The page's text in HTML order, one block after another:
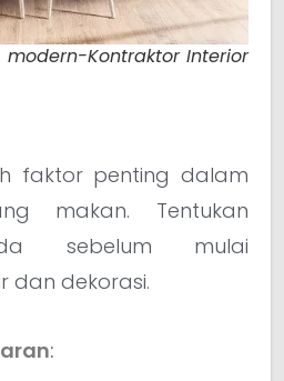
Kontraktor Interior
faktor penting dalam
makan. Tentukan
sebelum mulai
dan dekorasi.
: